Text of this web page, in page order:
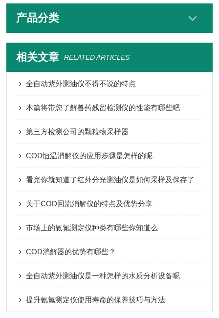
产品分类
相关文章 RELATED ARTICLES
全自动紫外测油仪不得不说的特点
本篇将带您了解兽药残留检测仪的性能有哪些吧
第三方检测公司的颗粒物采样器
COD恒温消解仪的应用步骤是怎样的呢
看完你就知道了红外分光测油仪是如何采样及保存了
关于COD回流消解仪的特点及优势分享
市场上的氨氮测定仪种类有哪些你知道么
COD消解器的优势有哪些？
全自动紫外测油仪是一种怎样的水质分析设备呢
提升氨氮测定仪使用寿命的保养技巧与方法